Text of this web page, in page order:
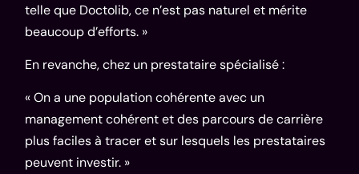
telle que Doctolib, ce n’est pas naturel et mérite
beaucoup d’efforts. »
En revanche, chez un prestataire spécialisé :
« On a une population cohérente avec un
management cohérent et des parcours de carrière
plus faciles à tracer et sur lesquels les prestataires
peuvent investir. »